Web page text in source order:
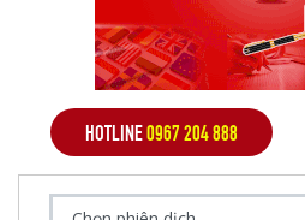
HOTLINE0967 204 888